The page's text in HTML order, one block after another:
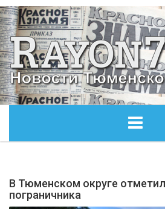
ОБЩЕСТВО
В Тюменском округе
пограничника